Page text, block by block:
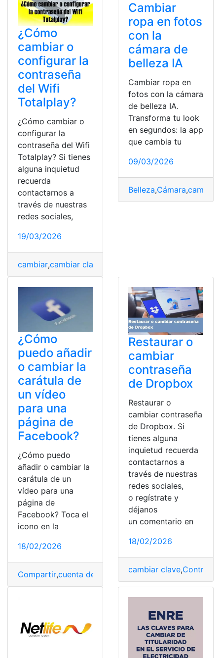
¿Cómo
cambiar o
configurar la
contraseña
del Wifi
Totalplay?
¿Cómo cambiar o
configurar la
contraseña del Wifi
Totalplay? Si tienes
alguna inquietud
recuerda
contactarnos a
través de nuestras
redes sociales,
19/03/2026
cambiar,cambiar clave
Cambiar
ropa en fotos
con la
cámara de
belleza IA
Cambiar ropa en
fotos con la cámara
de belleza IA.
Transforma tu look
en segundos: la app
que cambia tu
09/03/2026
Belleza,Cámara,cambiar
¿Cómo
puedo añadir
o cambiar la
carátula de
un vídeo
para una
página de
Facebook?
¿Cómo puedo
añadir o cambiar la
carátula de un
vídeo para una
página de
Facebook? Toca el
icono en la
18/02/2026
Compartir,cuenta de Facebook,Facebook, Fondo,
Restaurar o
cambiar
contraseña
de Dropbox
Restaurar o
cambiar contraseña
de Dropbox. Si
tienes alguna
inquietud recuerda
contactarnos a
través de nuestras
redes sociales,
o regístrate y
déjanos
un comentario en
18/02/2026
cambiar clave,